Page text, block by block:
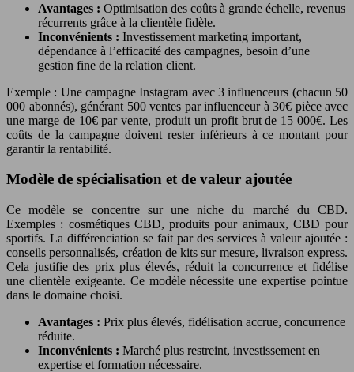
Avantages : Optimisation des coûts à grande échelle, revenus
récurrents grâce à la clientèle fidèle.
Inconvénients : Investissement marketing important,
dépendance à l’efficacité des campagnes, besoin d’une
gestion fine de la relation client.
Exemple : Une campagne Instagram avec 3 influenceurs (chacun 50
000 abonnés), générant 500 ventes par influenceur à 30€ pièce avec
une marge de 10€ par vente, produit un profit brut de 15 000€. Les
coûts de la campagne doivent rester inférieurs à ce montant pour
garantir la rentabilité.
Modèle de spécialisation et de valeur ajoutée
Ce modèle se concentre sur une niche du marché du CBD.
Exemples : cosmétiques CBD, produits pour animaux, CBD pour
sportifs. La différenciation se fait par des services à valeur ajoutée :
conseils personnalisés, création de kits sur mesure, livraison express.
Cela justifie des prix plus élevés, réduit la concurrence et fidélise
une clientèle exigeante. Ce modèle nécessite une expertise pointue
dans le domaine choisi.
Avantages : Prix plus élevés, fidélisation accrue, concurrence
réduite.
Inconvénients : Marché plus restreint, investissement en
expertise et formation nécessaire.